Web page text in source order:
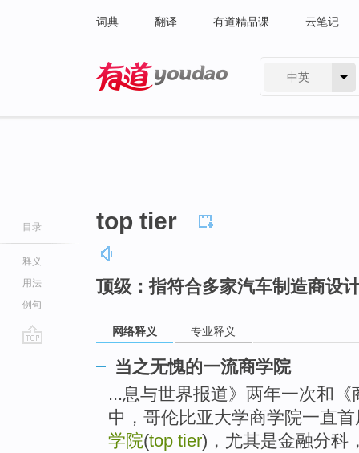
词典 翻译 有道精品课 云笔记
中英
目录
释义
用法
例句
top tier
顶级：指符合多家汽车制造商设
网络释义 专业释义
当之无愧的一流商学院
...息与世界报道》两年一次和
中，哥伦比亚大学商学院一直
学院(top tier)，尤其是金融分科